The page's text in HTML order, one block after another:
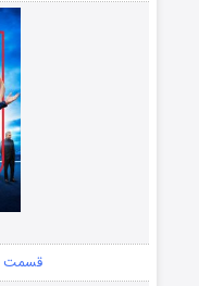
قسمت